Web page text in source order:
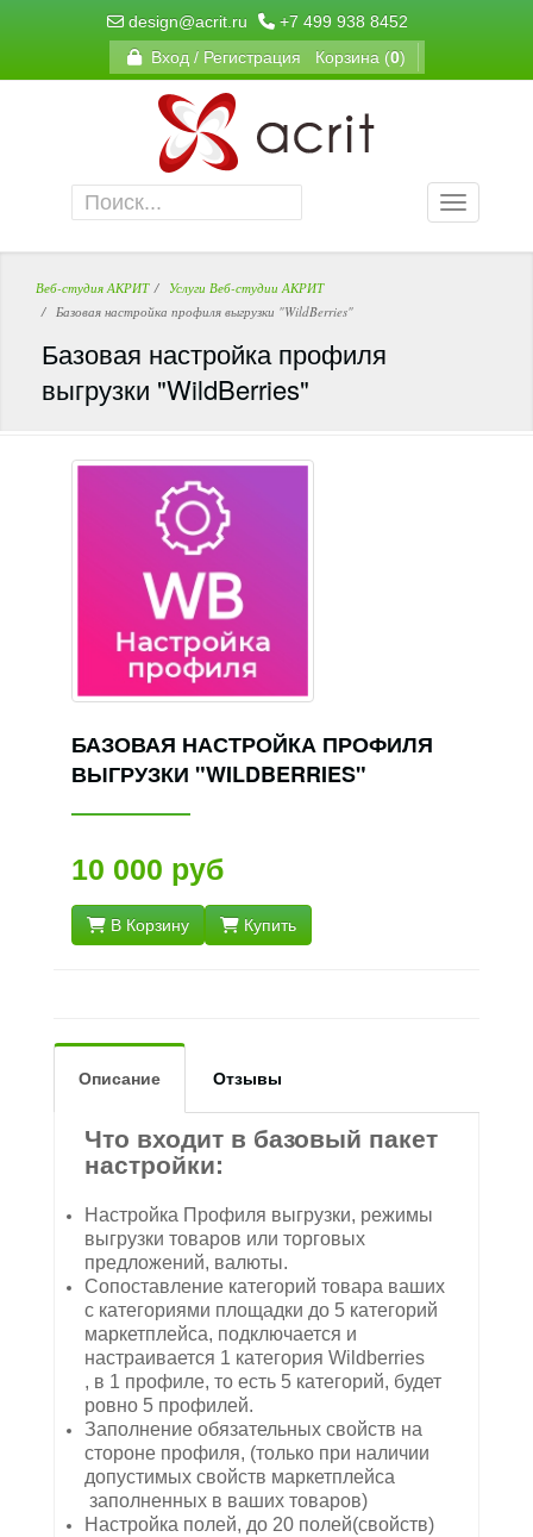
design@acrit.ru
+7 499 938 8452
Вход / Регистрация
Корзина (0)
Веб-студия АКРИТ
Услуги Веб-студии АКРИТ
Базовая настройка профиля выгрузки "WildBerries"
Базовая настройка профиля
выгрузки "WildBerries"
БАЗОВАЯ НАСТРОЙКА ПРОФИЛЯ
ВЫГРУЗКИ "WILDBERRIES"
10 000 руб
В Корзину Купить
Описание Отзывы
Что входит в базовый пакет
настройки:
Настройка Профиля выгрузки, режимы
выгрузки товаров или торговых
предложений, валюты.
Сопоставление категорий товара ваших
с категориями площадки до 5 категорий
маркетплейса, подключается и
настраивается 1 категория Wildberries
, в 1 профиле, то есть 5 категорий, будет
ровно 5 профилей.
Заполнение обязательных свойств на
стороне профиля, (только при наличии
допустимых свойств маркетплейса
заполненных в ваших товаров)
Настройка полей, до 20 полей(свойств)